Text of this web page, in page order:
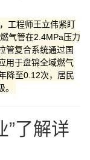
工程师王立伟紧盯
气管‌在2.4MPa压力
管‌复合系统通过国
用于盘锦全域燃气
降至0.12次，居民
”了解详